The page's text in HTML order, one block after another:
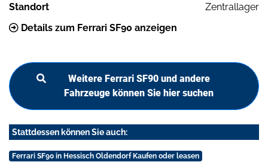
Standort
Zentrallager
Details zum Ferrari SF90 anzeigen
Weitere Ferrari SF90 und andere
Fahrzeuge können Sie hier suchen
Stattdessen können Sie auch:
Ferrari SF90 in Hessisch Oldendorf Kaufen oder leasen